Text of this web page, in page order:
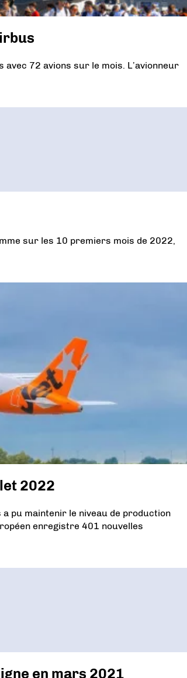
72 avions sur le mois. L’avionneur
sur les 10 premiers mois de 2022,
2022
pu maintenir le niveau de production
enregistre 401 nouvelles
en mars 2021